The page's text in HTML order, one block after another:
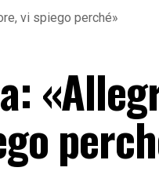
vi spiego perché»